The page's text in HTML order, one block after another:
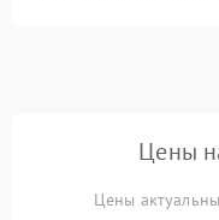
Цены
Цены